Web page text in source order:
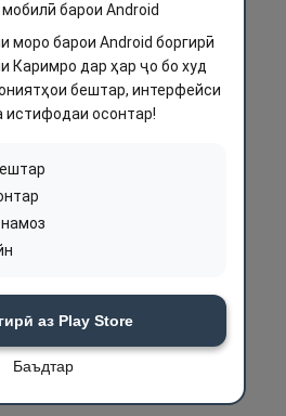
барои Android
моро барои Android боргирӣ
Каримро дар ҳар ҷо бо худ
бештар, интерфейси
истифодаи осонтар!
аз Play Store
Баъдтар